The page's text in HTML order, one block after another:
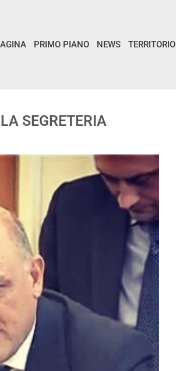
PRIMO PIANO NEWS TERRITORIO
SEGRETERIA